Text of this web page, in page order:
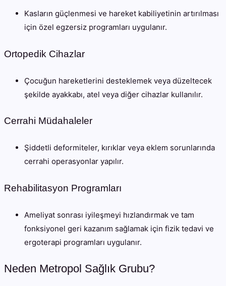
Kasların güçlenmesi ve hareket kabiliyetinin artırılması
için özel egzersiz programları uygulanır.
Ortopedik Cihazlar
Çocuğun hareketlerini desteklemek veya düzeltecek
şekilde ayakkabı, atel veya diğer cihazlar kullanılır.
Cerrahi Müdahaleler
Şiddetli deformiteler, kırıklar veya eklem sorunlarında
cerrahi operasyonlar yapılır.
Rehabilitasyon Programları
Ameliyat sonrası iyileşmeyi hızlandırmak ve tam
fonksiyonel geri kazanım sağlamak için fizik tedavi ve
ergoterapi programları uygulanır.
Neden Metropol Sağlık Grubu?